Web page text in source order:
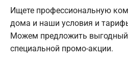
Ищете профессиональную
дома и наши условия и
Можем предложить
специальной промо-акции.